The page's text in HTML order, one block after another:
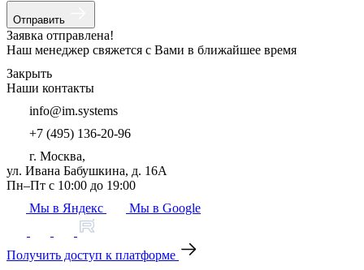
Отправить
Заявка отправлена!
Наш менеджер свяжется с Вами в ближайшее время
Закрыть
Наши контакты
info@im.systems
+7 (495) 136-20-96
г. Москва,
ул. Ивана Бабушкина, д. 16А
Пн–Пт с 10:00 до 19:00
Мы в Яндекс
Мы в Google
Получить доступ к платформе